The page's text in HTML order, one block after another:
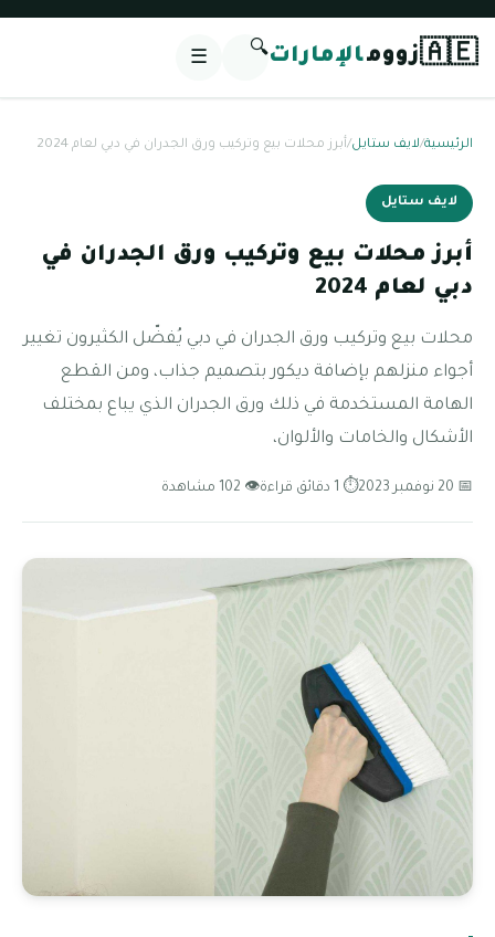
🇦🇪زوومالإمارات🔍
☰
الرئيسية/لايف ستايل/أبرز محلات بيع وتركيب ورق الجدران في دبي لعام 2024
لايف ستايل
أبرز محلات بيع وتركيب ورق الجدران في
دبي لعام 2024
محلات بيع وتركيب ورق الجدران في دبي يُفضّل الكثيرون تغيير
أجواء منزلهم بإضافة ديكور بتصميم جذاب، ومن القطع
الهامة المستخدمة في ذلك ورق الجدران الذي يباع بمختلف
الأشكال والخامات والألوان،
📅 20 نوفمبر 2023 ⏱ 1 دقائق قراءة 👁 102 مشاهدة